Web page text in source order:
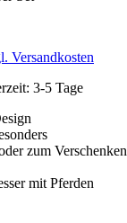
Versandkosten
3-5 Tage
zum Verschenken
mit Pferden